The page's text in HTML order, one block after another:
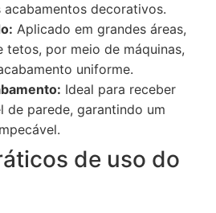
acabamentos decorativos.
Aplicado em grandes áreas,
tetos, por meio de máquinas,
uniforme.
Ideal para receber
de parede, garantindo um
de uso do